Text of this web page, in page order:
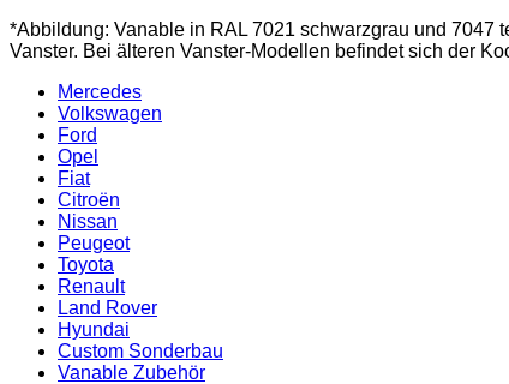
*Abbildung: Vanable in RAL 7021 schwarzgrau und 7047
Vanster. Bei älteren Vanster-Modellen befindet sich der
Mercedes
Volkswagen
Ford
Opel
Fiat
Citroën
Nissan
Peugeot
Toyota
Renault
Land Rover
Hyundai
Custom Sonderbau
Vanable Zubehör